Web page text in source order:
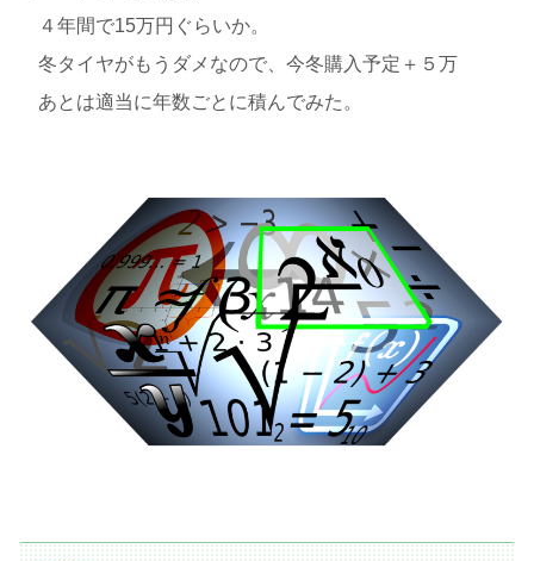
４年間で15万円ぐらいか。
冬タイヤがもうダメなので、今冬購入予定＋５万
あとは適当に年数ごとに積んでみた。